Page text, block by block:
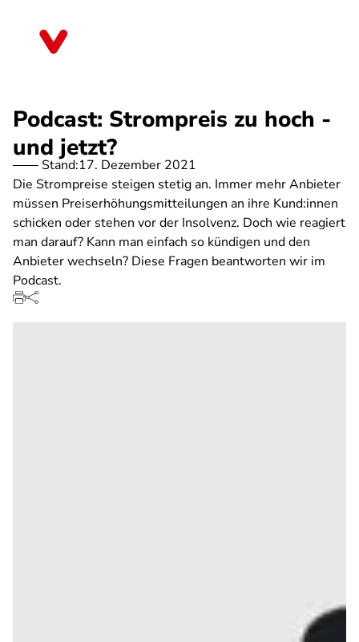
Podcast: Strompreis zu hoch -
und jetzt?
Stand:17. Dezember 2021
Die Strompreise steigen stetig an. Immer mehr Anbieter
müssen Preiserhöhungsmitteilungen an ihre Kund:innen
schicken oder stehen vor der Insolvenz. Doch wie reagiert
man darauf? Kann man einfach so kündigen und den
Anbieter wechseln? Diese Fragen beantworten wir im
Podcast.